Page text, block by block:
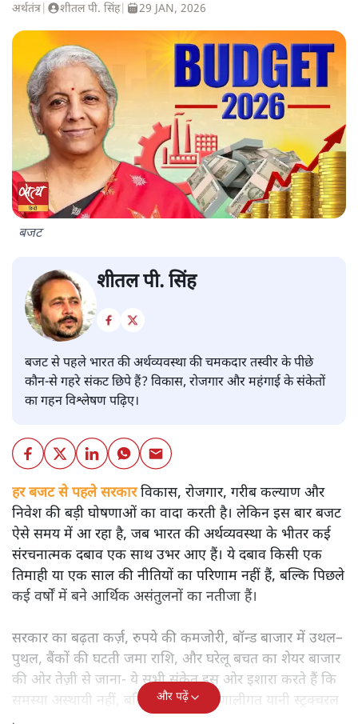
अर्थतंत्र शीतल पी. सिंह| 29 JAN, 2026
बजट
शीतल पी. सिंह
बजट से पहले भारत की अर्थव्यवस्था की चमकदार तस्वीर के पीछे
कौन-से गहरे संकट छिपे हैं? विकास, रोजगार और महंगाई के संकेतों
का गहन विश्लेषण पढ़िए।
हर बजट से पहले सरकारविकास, रोजगार, गरीब कल्याण और
निवेश की बड़ी घोषणाओं का वादा करती है। लेकिन इस बार बजट
ऐसे समय में आ रहा है, जब भारत की अर्थव्यवस्था के भीतर कई
संरचनात्मक दबाव एक साथ उभर आए हैं। ये दबाव किसी एक
तिमाही या एक साल की नीतियों का परिणाम नहीं हैं, बल्कि पिछले
कई वर्षों में बने आर्थिक असंतुलनों का नतीजा हैं।
सरकार का बढ़ता कर्ज़, रुपये की कमजोरी, बॉन्ड बाजार में उथल–
पुथल, बैंकों की घटती जमा राशि, और घरेलू बचत का शेयर बाजार
की ओर तेज़ी से जाना- ये सभी संकेत इस ओर इशारा करते हैं कि
समस्या अस्थायी नहीं, बल्कि गहरी और प्रणालीगत यानी स्ट्रक्चरल
और पढ़ें